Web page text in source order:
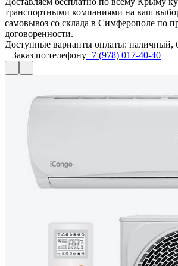
транспортными компаниями на ваш
самовывоз со склада в Симферополе по
договоренности.
Доступные варианты оплаты: наличный,
Заказ по телефону+7 (978) 017-40-40